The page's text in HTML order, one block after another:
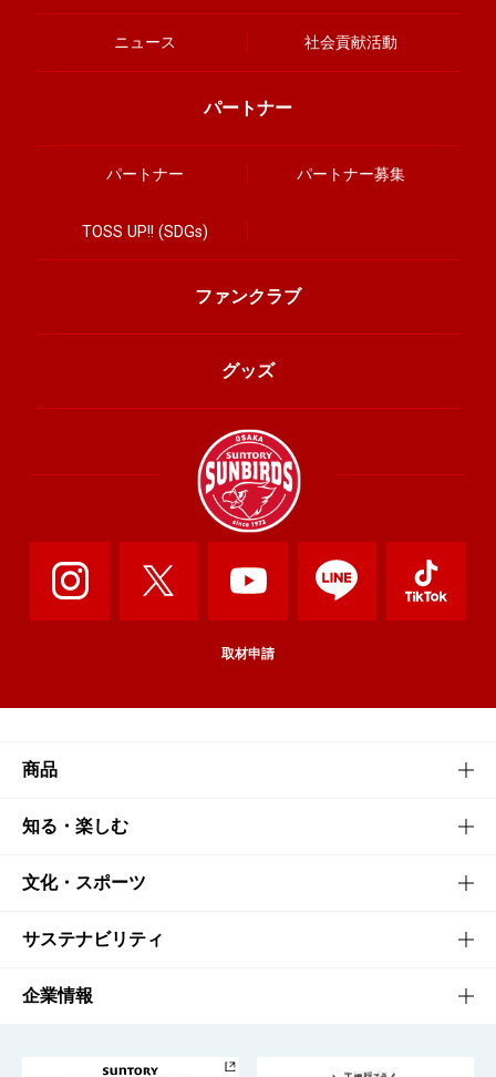
ニュース 社会貢献活動
パートナー
パートナー パートナー募集
TOSS UP!! (SDGs)
ファンクラブ
グッズ
取材申請
商品
商品TOP
商品一覧
商品発売情報
栄養成分一覧
知る・楽しむ
知る・楽しむTOP
キャンペーン
工場見学
文化・スポーツ
文化・スポーツTOP
サントリーホール
サステナビリティ
サステナビリティTOP
企業情報